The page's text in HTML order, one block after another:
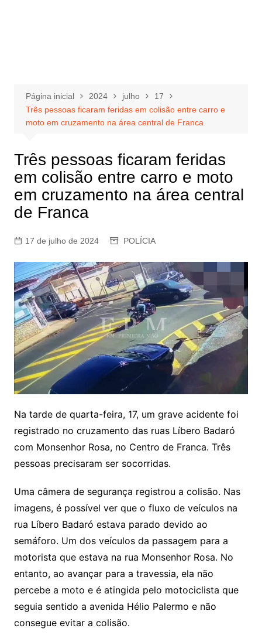
Página inicial 2024 julho
17
Três pessoas ficaram feridas em colisão entre carro e
moto em cruzamento na área central de Franca
Três pessoas ficaram feridas
em colisão entre carro e moto
em cruzamento na área central
de Franca
17 de julho de 2024 POLÍCIA
Na tarde de quarta-feira, 17, um grave acidente foi
registrado no cruzamento das ruas Líbero Badaró
com Monsenhor Rosa, no Centro de Franca. Três
pessoas precisaram ser socorridas.
Uma câmera de segurança registrou a colisão. Nas
imagens, é possível ver que o fluxo de veículos na
rua Líbero Badaró estava parado devido ao
semáforo. Um dos veículos da passagem para a
motorista que estava na rua Monsenhor Rosa. No
entanto, ao avançar para a travessia, ela não
percebe a moto e é atingida pelo motociclista que
seguia sentido a avenida Hélio Palermo e não
consegue evitar a colisão.